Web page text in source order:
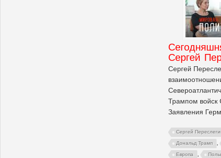
Сергей
Сергей
Трампом
Заявления
Сергей
Дональд Трамп ,
Европа ,